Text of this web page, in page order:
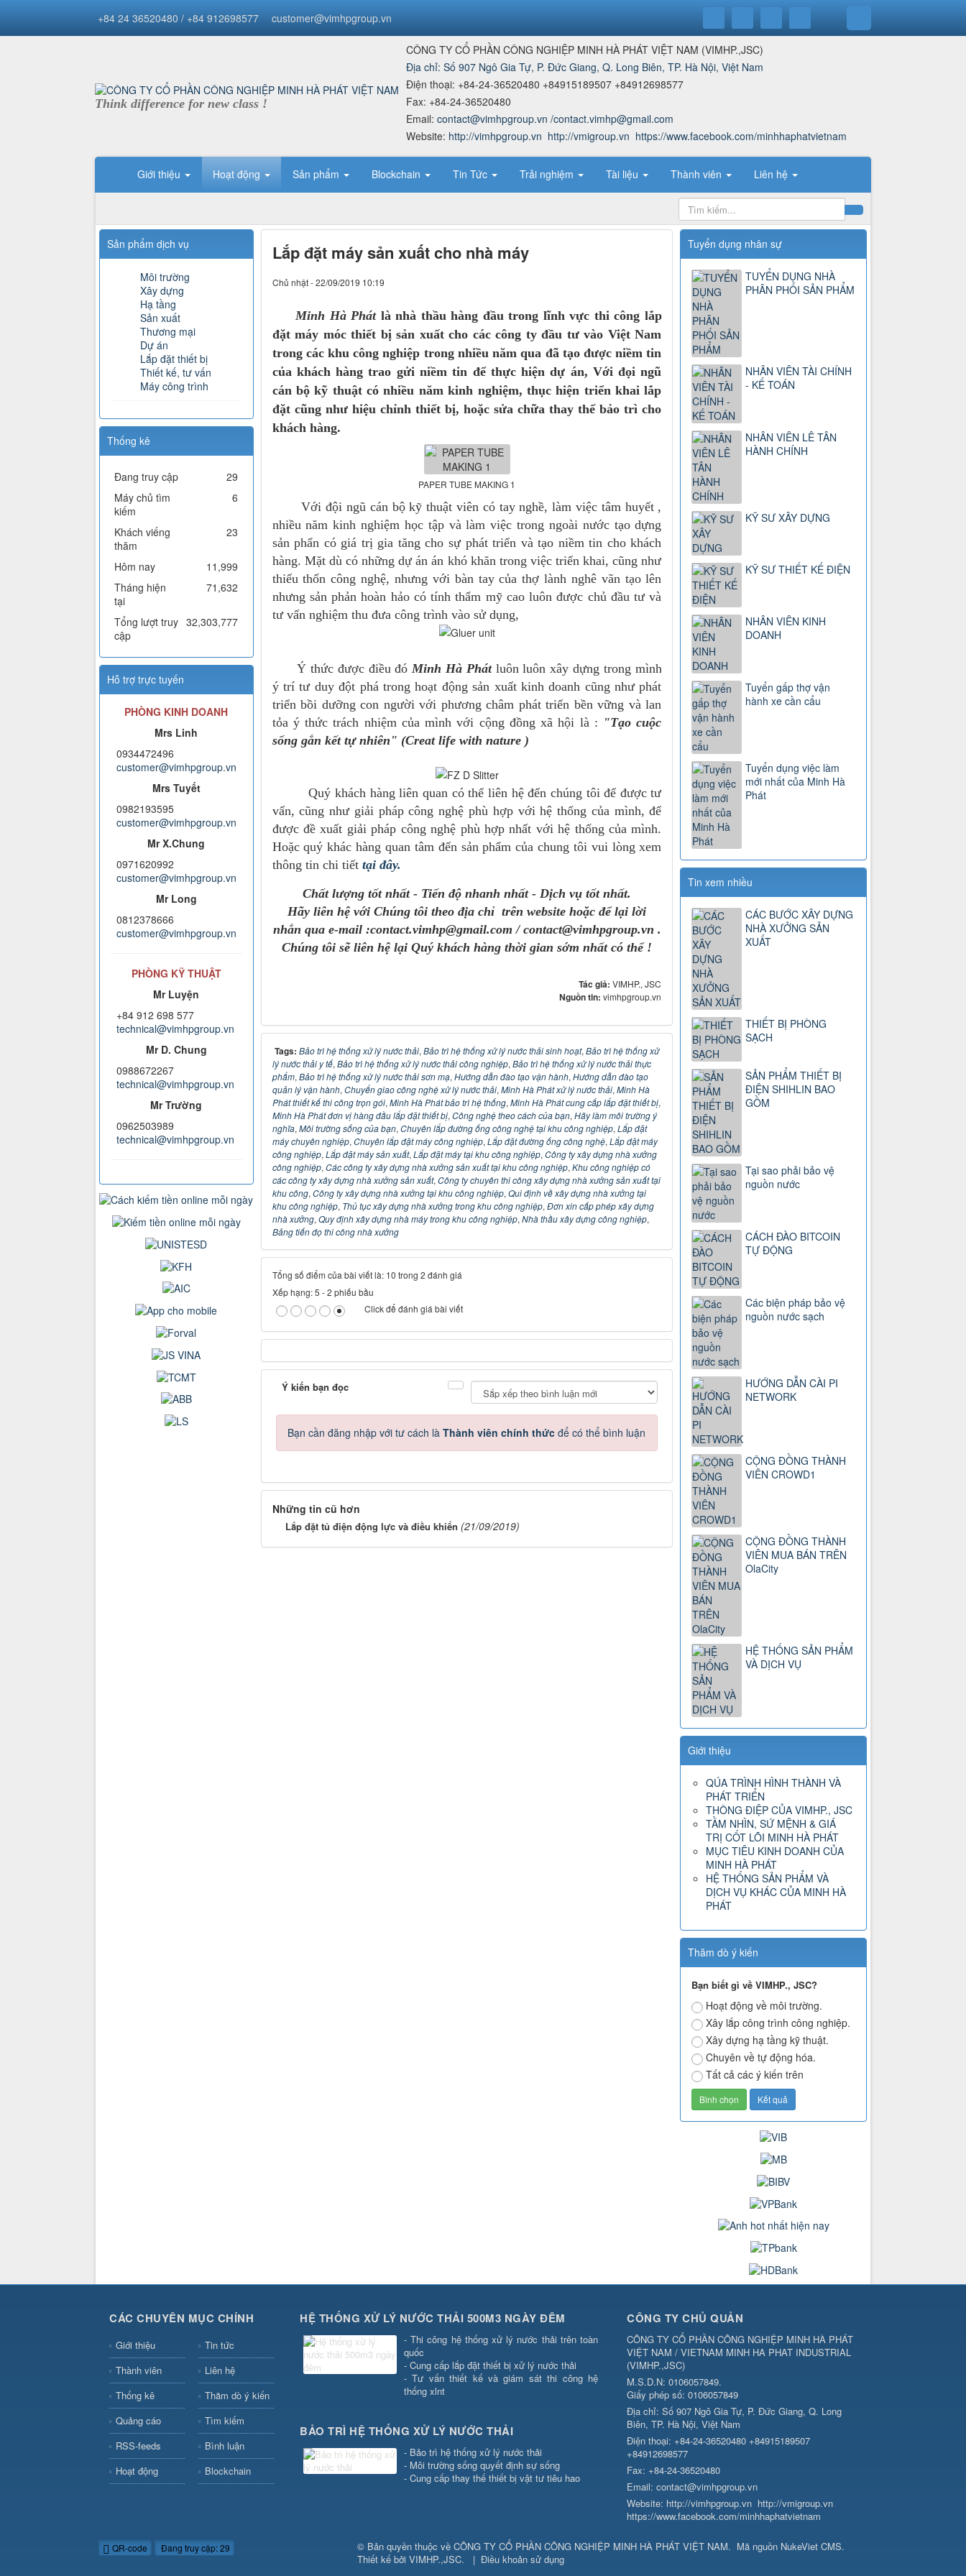
+84 24 36520480 / +84 912698577 customer@vimhpgroup.vn
Think difference for new class !
CÔNG TY CỔ PHẦN CÔNG NGHIỆP MINH HÀ PHÁT VIỆT NAM (VIMHP.,JSC)
Địa chỉ: Số 907 Ngô Gia Tự, P. Đức Giang, Q. Long Biên, TP. Hà Nội, Việt Nam
Điện thoại: +84-24-36520480 +84915189507 +84912698577
Fax: +84-24-36520480
Email: contact@vimhpgroup.vn /contact.vimhp@gmail.com
Website: http://vimhpgroup.vn http://vmigroup.vn https://www.facebook.com/minhhaphatvietnam
Giới thiệu Hoạt động Sản phẩm Blockchain Tin Tức Trải nghiệm Tài liệu Thành viên Liên hệ
Lắp đặt máy sản xuất cho nhà máy
Chủ nhật - 22/09/2019 10:19
Minh Hà Phátlà nhà thầu hàng đầu trong lĩnh vực thi công lắp
đặt máy móc thiết bị sản xuất cho các công ty đầu tư vào Việt Nam
trong các khu công nghiệp trong nhiều năm qua đã tạo được niềm tin
của khách hàng trao gửi niềm tin để thực hiện dự án, Với đọi ngũ
cán bộ kỹ thuật có nhiều năm kinh nghiệm, thục hiện triển khai lắp
đặt cũng như hiệu chỉnh thiết bị, hoặc sửa chữa thay thế bảo trì cho
khách hàng.
PAPER TUBE MAKING 1
Với đội ngũ cán bộ kỹ thuật viên có tay nghề, làm việc tâm huyết ,
nhiều năm kinh nghiệm học tập và làm việc trong ngoài nước tạo dựng
sản phẩn có giá trị gia tăng cho sự phát triển và tạo niềm tin cho khách
hàng. Mặt dù có những dự án án khó khăn trong việc triển khai, cũng như
thiếu thốn công nghệ, nhưng với bàn tay của thợ lành nghê vãn tạo lên
nhưng sản phản hoàn hảo có tính thẩm mỹ cao luôn được chủ đầu tư và
tư vấn nghiệm thu đưa công trình vào sử dụng,
Ý thức được điều đóMinh Hà Phátluôn luôn xây dựng trong mình
ý trí tư duy đột phá trong hoạt động sản xuất kinh doanh cũng như phát
triển bồi dưỡng con người với phương châm phát triển bền vững và lan
tỏa ý thức trách nhiệm của mình với cộng đồng xã hội là : "Tạo cuộc
sống gắn kết tự nhiên" (Creat life with nature )
Quý khách hàng liên quan có thể liên hệ đến chúng tôi để được tư
vấn, cũng như giải pháp công nghệ phù hợp với hệ thống của mình, để
được đề xuất giải pháp công nghệ phù hợp nhất với hệ thống của mình.
Hoặc quý khác hàng quan tâm đến sản phẩm của chung tôi vui lòng xem
thông tin chi tiết tại đây.
Chất lượng tốt nhất - Tiến độ nhanh nhất - Dịch vụ tốt nhất.
Hãy liên hệ với Chúng tôi theo địa chỉ trên website hoặc để lại lời
nhắn qua e-mail :contact.vimhp@gmail.com / contact@vimhpgroup.vn .
Chúng tôi sẽ liên hệ lại Quý khách hàng thời gian sớm nhất có thể !
Tác giả:VIMHP., JSC
Nguồn tin:vimhpgroup.vn
Tags: Bảo trì hệ thống xử lý nước thải, Bảo trì hệ thống xử lý nước thải sinh hoạt, Bảo trì hệ thống xử
lý nước thải y tế, Bảo trì hệ thống xử lý nước thải công nghiệp, Bảo trì hệ thống xử lý nước thải thực
phẩm, Bảo trì hệ thống xử lý nước thải sơn mạ, Hướng dẫn đào tạo vận hành, Hướng dẫn đào tạo
quản lý vận hành, Chuyển giao công nghệ xử lý nước thải, Minh Hà Phát xử lý nước thải, Minh Hà
Phát thiết kế thi công trọn gói, Minh Hà Phát bảo trì hệ thống, Minh Hà Phát cung cấp lắp đặt thiết bị,
Minh Hà Phát đơn vị hàng đầu lắp đặt thiết bị, Công nghệ theo cách của bạn, Hãy làm môi trường ý
nghĩa, Môi trường sống của bạn, Chuyên lắp đường ống công nghệ tại khu công nghiệp, Lắp đặt
máy chuyên nghiệp, Chuyên lắp đặt máy công nghiệp, Lắp đặt đường ống công nghệ, Lắp đặt máy
công nghiệp, Lắp đặt máy sản xuất, Lắp đặt máy tại khu công nghiệp, Công ty xây dựng nhà xưởng
công nghiệp, Các công ty xây dựng nhà xưởng sản xuất tại khu công nghiệp, Khu công nghiệp có
các công ty xây dựng nhà xưởng sản xuất, Công ty chuyên thi công xây dựng nhà xưởng sản xuất tại
khu công, Công ty xây dựng nhà xưởng tại khu công nghiệp, Qui định về xây dựng nhà xưởng tại
khu công nghiệp, Thủ tục xây dựng nhà xưởng trong khu công nghiệp, Đơn xin cấp phép xây dựng
nhà xưởng, Quy định xây dựng nhà máy trong khu công nghiệp, Nhà thầu xây dựng công nghiệp,
Bảng tiến đọ thi công nhà xưởng
Tổng số điểm của bài viết là: 10 trong 2 đánh giá
Xếp hạng:5 -2 phiếu bầu
Click để đánh giá bài viết
Ý kiến bạn đọc
Bạn cần đăng nhập với tư cách là Thành viên chính thứcđể có thể bình luận
Những tin cũ hơn
Lắp đặt tủ điện động lực và điều khiển (21/09/2019)
Tuyển dụng nhân sự
TUYỂN DỤNG NHÀ
PHÂN PHỐI SẢN PHẨM
NHÂN VIÊN TÀI CHÍNH
- KẾ TOÁN
NHÂN VIÊN LÊ TÂN
HÀNH CHÍNH
KỸ SƯ XÂY DỰNG
KỸ SƯ THIẾT KẾ ĐIỆN
NHÂN VIÊN KINH
DOANH
Tuyển gấp thợ vận
hành xe cần cẩu
Tuyển dụng việc làm
mới nhất của Minh Hà
Phát
Tin xem nhiều
CÁC BƯỚC XÂY DỰNG
NHÀ XƯỞNG SẢN
XUẤT
THIẾT BỊ PHÒNG
SẠCH
SẢN PHẨM THIẾT BỊ
ĐIỆN SHIHLIN BAO
GỒM
Tại sao phải bảo vệ
nguồn nước
CÁCH ĐÀO BITCOIN
TỰ ĐỘNG
Các biện pháp bảo vệ
nguồn nước sạch
HƯỚNG DẪN CÀI PI
NETWORK
CỘNG ĐỒNG THÀNH
VIÊN CROWD1
CỘNG ĐỒNG THÀNH
VIÊN MUA BÁN TRÊN
OlaCity
HỆ THỐNG SẢN PHẨM
VÀ DỊCH VỤ
Giới thiệu
QÚA TRÌNH HÌNH THÀNH VÀ
PHÁT TRIỂN
THÔNG ĐIỆP CỦA VIMHP., JSC
TẦM NHÌN, SỨ MỆNH & GIÁ
TRỊ CỐT LÕI MINH HÀ PHÁT
MỤC TIÊU KINH DOANH CỦA
MINH HÀ PHÁT
HỆ THỐNG SẢN PHẨM VÀ
DỊCH VỤ KHÁC CỦA MINH HÀ
PHÁT
Thăm dò ý kiến
Bạn biết gì về VIMHP., JSC?
Hoạt động về môi trường.
Xây lắp công trình công nghiệp.
Xây dựng hạ tầng kỹ thuật.
Chuyên về tự động hóa.
Tất cả các ý kiến trên
Sản phẩm dịch vụ
Môi trường
Xây dựng
Hạ tầng
Sản xuất
Thương mại
Dự án
Lắp đặt thiết bị
Thiết kế, tư vấn
Máy công trình
Thống kê
Đang truy cập
29
Máy chủ tìm
kiếm
6
Khách viếng
thăm
23
Hôm nay
11,999
Tháng hiện
tại
71,632
Tổng lượt truy
cập
32,303,777
Hỗ trợ trực tuyến
PHÒNG KINH DOANH
Mrs Linh
0934472496
customer@vimhpgroup.vn
Mrs Tuyết
0982193595
customer@vimhpgroup.vn
Mr X.Chung
0971620992
customer@vimhpgroup.vn
Mr Long
0812378666
customer@vimhpgroup.vn
PHÒNG KỸ THUẬT
Mr Luyện
+84 912 698 577
technical@vimhpgroup.vn
Mr D. Chung
0988672267
technical@vimhpgroup.vn
Mr Trường
0962503989
technical@vimhpgroup.vn
CÁC CHUYÊN MỤC CHÍNH
Giới thiệu
Tin tức
Thành viên
Liên hệ
Thống kê
Thăm dò ý kiến
Quảng cáo
Tìm kiếm
RSS-feeds
Bình luận
Hoạt động
Blockchain
HỆ THỐNG XỬ LÝ NƯỚC THẢI 500M3 NGÀY ĐÊM
- Thi công hệ thống xử lý nước thải trên toàn
quốc
- Cung cấp lắp đặt thiết bị xử lý nước thải
- Tư vấn thiết kế và giám sát thi công hệ
thống xlnt
BẢO TRÌ HỆ THỐNG XỬ LÝ NƯỚC THẢI
- Bảo trì hệ thống xử lý nước thải
- Môi trường sống quyết định sự sống
- Cung cấp thay thế thiết bị vật tư tiêu hao
CÔNG TY CHỦ QUẢN
CÔNG TY CỔ PHẦN CÔNG NGHIỆP MINH HÀ PHÁT
VIỆT NAM / VIETNAM MINH HA PHAT INDUSTRIAL
(VIMHP.,JSC)
M.S.D.N: 0106057849.
Giấy phép số: 0106057849
Địa chỉ: Số 907 Ngô Gia Tự, P. Đức Giang, Q. Long
Biên, TP. Hà Nội, Việt Nam
Điện thoại: +84-24-36520480 +84915189507
+84912698577
Fax: +84-24-36520480
Email: contact@vimhpgroup.vn
Website: http://vimhpgroup.vn http://vmigroup.vn
https://www.facebook.com/minhhaphatvietnam
QR-code Đang truy cập: 29 © Bản quyền thuộc về CÔNG TY CỔ PHẦN CÔNG NGHIỆP MINH HÀ PHÁT VIỆT NAM. Mã nguồn NukeViet CMS.
Thiết kế bởi VIMHP.,JSC. | Điều khoản sử dụng